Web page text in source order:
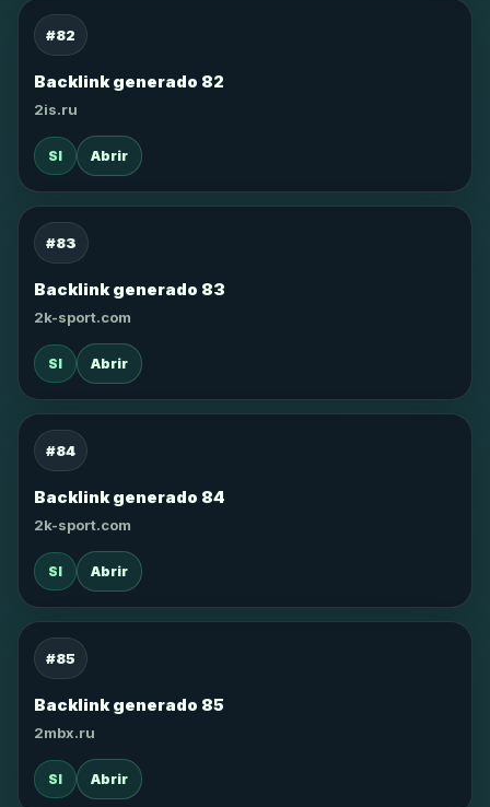
#82
Backlink generado 82
2is.ru
SI Abrir
#83
Backlink generado 83
2k-sport.com
SI Abrir
#84
Backlink generado 84
2k-sport.com
SI Abrir
#85
Backlink generado 85
2mbx.ru
SI Abrir